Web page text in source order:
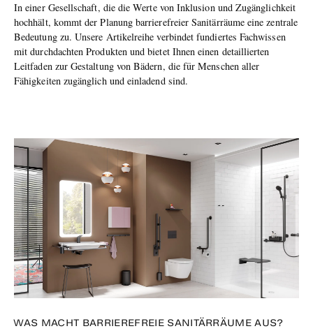
In einer Gesellschaft, die die Werte von Inklusion und Zugänglichkeit
hochhält, kommt der Planung barrierefreier Sanitärräume eine zentrale
Bedeutung zu. Unsere Artikelreihe verbindet fundiertes Fachwissen
mit durchdachten Produkten und bietet Ihnen einen detaillierten
Leitfaden zur Gestaltung von Bädern, die für Menschen aller
Fähigkeiten zugänglich und einladend sind.
WAS MACHT BARRIEREFREIE SANITÄRRÄUME AUS?